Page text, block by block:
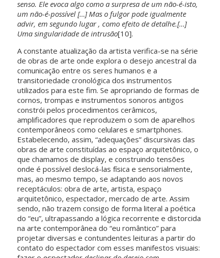
senso. Ele evoca algo como a surpresa de um não-é-isto,
um não-é-possível […] Mas o fulgor pode igualmente
advir, em segundo lugar , como efeito de detalhe.[…]
Uma singularidade de intrusão[10].
A constante atualização da artista verifica-se na série
de obras de arte onde explora o desejo ancestral da
comunicação entre os seres humanos e a
transitoriedade cronológica dos instrumentos
utilizados para este fim. Se apropriando de formas de
cornos, trompas e instrumentos sonoros antigos
constrói pelos procedimentos cerâmicos,
amplificadores que reproduzem o som de aparelhos
contemporâneos como celulares e smartphones.
Estabelecendo, assim, “adequações” discursivas das
obras de arte constituídas ao espaço arquitetônico, o
que chamamos de display, e construindo tensões
onde é possível deslocá-las física e sensorialmente,
mas, ao mesmo tempo, se adaptando aos novos
receptáculos: obra de arte, artista, espaço
arquitetônico, espectador, mercado de arte. Assim
sendo, não trazem consigo de forma literal a poética
do “eu”, ultrapassando a lógica recorrente e distorcida
na arte contemporânea do “eu romântico” para
projetar diversas e contundentes leituras a partir do
contato do espectador com esses manifestos visuais: